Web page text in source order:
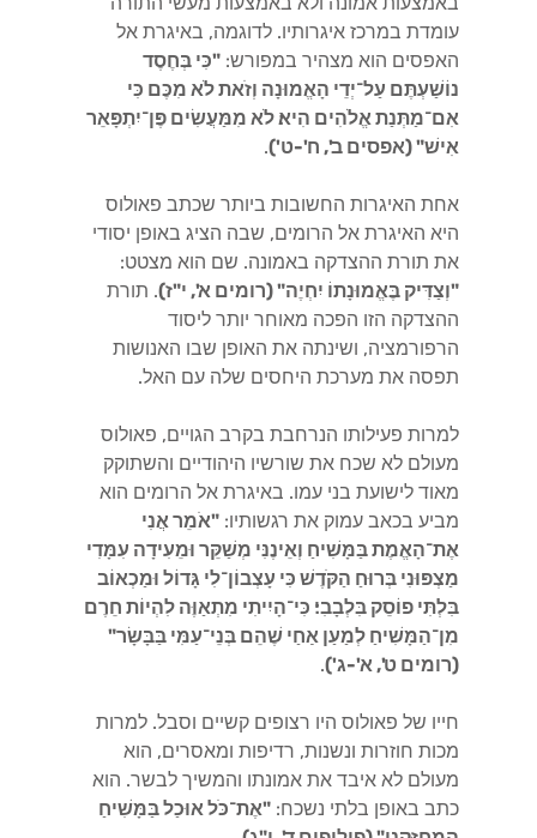
עומדת במרכז איגרותיו. לדוגמה, באיגרת אל
האפסים הוא מצהיר במפורש: "כִּי בְּחֶסֶד
נוֹשַׁעְתֶּם עַל־יְדֵי הָאֱמוּנָה וְזֹאת לֹא מִכֶּם כִּי
אִם־מַתְּנַת אֱלֹהִים הִיא׃ לֹא מִמַּעֲשִׂים פֶּן־יִתְפָּאֵר
אִישׁ" (אפסים ב', ח'-ט').
אחת האיגרות החשובות ביותר שכתב פאולוס
היא האיגרת אל הרומים, שבה הציג באופן יסודי
את תורת ההצדקה באמונה. שם הוא מצטט:
"וְצַדִּיק בֶּאֱמוּנָתוֹ יִחְיֶה" (רומים א', י"ז). תורת
ההצדקה הזו הפכה מאוחר יותר ליסוד
הרפורמציה, ושינתה את האופן שבו האנושות
תפסה את מערכת היחסים שלה עם האל.
למרות פעילותו הנרחבת בקרב הגויים, פאולוס
מעולם לא שכח את שורשיו היהודיים והשתוקק
מאוד לישועת בני עמו. באיגרת אל הרומים הוא
מביע בכאב עמוק את רגשותיו: "אֹמֵר אֲנִי
אֶת־הָאֱמֶת בַּמָּשִׁיחַ וְאֵינֶנִּי מְשַׁקֵּר וּמֵעִידָה עִמָּדִי
מַצְפּוּנִי בְּרוּחַ הַקֹּדֶשׁ כִּי עָצְבוֹן־לִי גָּדוֹל וּמַכְאוֹב
בִּלְתִּי פוֹסֵק בִּלְבָבִי׃ כִּי־הָיִיתִי מִתְאַוֶּה לִהְיוֹת חֵרֶם
מִן־הַמָּשִׁיחַ לְמַעַן אַחַי שֶׁהֵם בְּנֵי־עַמִּי בַּבָּשָׂר"
(רומים ט', א'-ג').
חייו של פאולוס היו רצופים קשיים וסבל. למרות
מכות חוזרות ונשנות, רדיפות ומאסרים, הוא
מעולם לא איבד את אמונתו והמשיך לבשר. הוא
כתב באופן בלתי נשכח: "אֶת־כֹּל אוּכַל בַּמָּשִׁיחַ